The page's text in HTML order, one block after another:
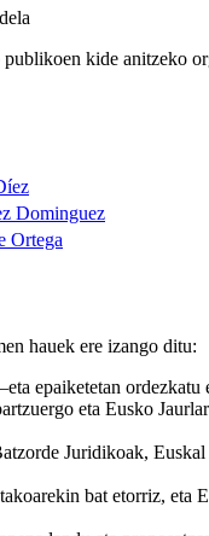
kide anitzeko
Dominguez
Ortega
hauek ere izango ditu:
ordezkatu
eta Eusko
Juridikoak,
bat etorriz, eta